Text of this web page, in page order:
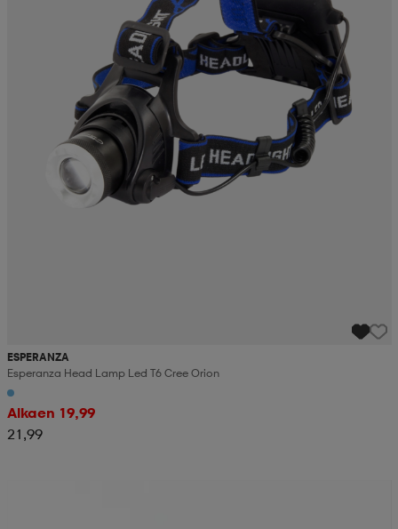
ESPERANZA
Esperanza Head Lamp Led T6 Cree Orion
Alkaen 19,99
21,99